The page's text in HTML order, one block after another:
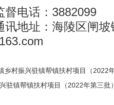
督电话：3882099
讯地址：海陵区闸
乡村振兴驻镇帮镇扶村项目（2022
驻镇帮镇扶村项目（2022年第三批